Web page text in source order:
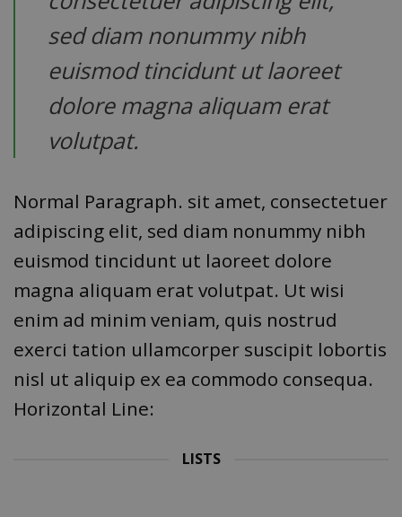
sed diam nonummy nibh
euismod tincidunt ut laoreet
dolore magna aliquam erat
volutpat.
Normal Paragraph. sit amet, consectetuer
adipiscing elit, sed diam nonummy nibh
euismod tincidunt ut laoreet dolore
magna aliquam erat volutpat. Ut wisi
enim ad minim veniam, quis nostrud
exerci tation ullamcorper suscipit lobortis
nisl ut aliquip ex ea commodo consequa.
Horizontal Line:
LISTS